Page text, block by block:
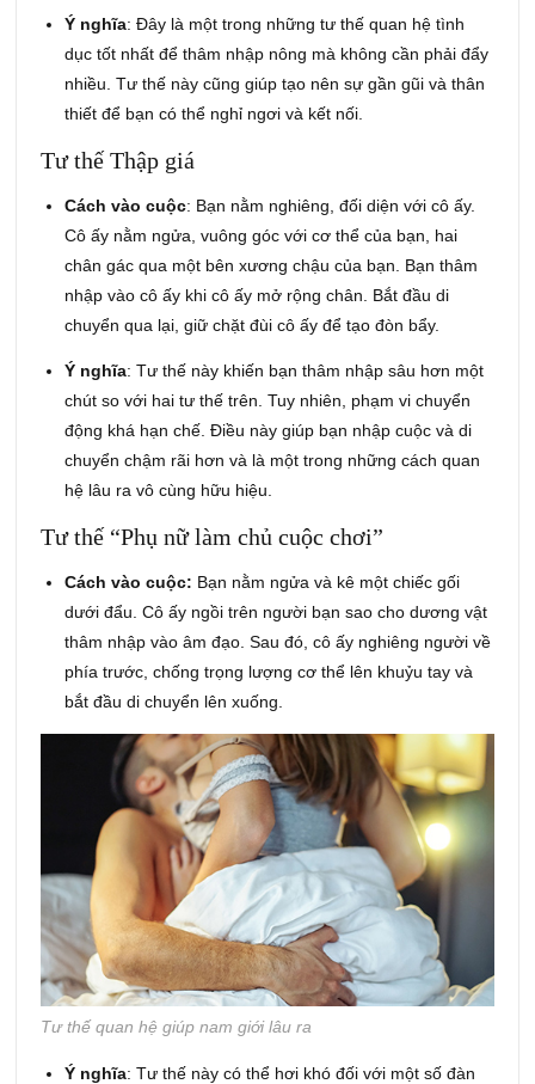
Ý nghĩa: Đây là một trong những tư thế quan hệ tình
dục tốt nhất để thâm nhập nông mà không cần phải đẩy
nhiều. Tư thế này cũng giúp tạo nên sự gần gũi và thân
thiết để bạn có thể nghỉ ngơi và kết nối.
Tư thế Thập giá
Cách vào cuộc: Bạn nằm nghiêng, đối diện với cô ấy.
Cô ấy nằm ngửa, vuông góc với cơ thể của bạn, hai
chân gác qua một bên xương chậu của bạn. Bạn thâm
nhập vào cô ấy khi cô ấy mở rộng chân. Bắt đầu di
chuyển qua lại, giữ chặt đùi cô ấy để tạo đòn bẩy.
Ý nghĩa: Tư thế này khiến bạn thâm nhập sâu hơn một
chút so với hai tư thế trên. Tuy nhiên, phạm vi chuyển
động khá hạn chế. Điều này giúp bạn nhập cuộc và di
chuyển chậm rãi hơn và là một trong những cách quan
hệ lâu ra vô cùng hữu hiệu.
Tư thế “Phụ nữ làm chủ cuộc chơi”
Cách vào cuộc: Bạn nằm ngửa và kê một chiếc gối
dưới đẩu. Cô ấy ngồi trên người bạn sao cho dương vật
thâm nhập vào âm đạo. Sau đó, cô ấy nghiêng người về
phía trước, chống trọng lượng cơ thể lên khuỷu tay và
bắt đầu di chuyển lên xuống.
Tư thế quan hệ giúp nam giới lâu ra
Ý nghĩa: Tư thế này có thể hơi khó đối với một số đàn